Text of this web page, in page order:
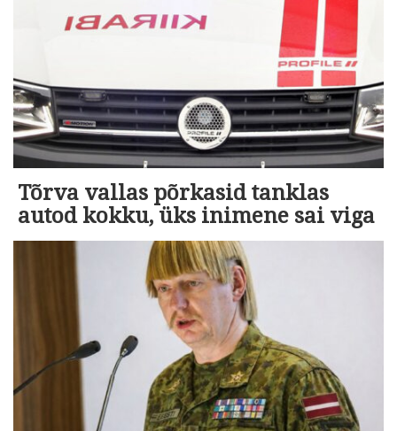
Tõrva vallas põrkasid tanklas
autod kokku, üks inimene sai viga